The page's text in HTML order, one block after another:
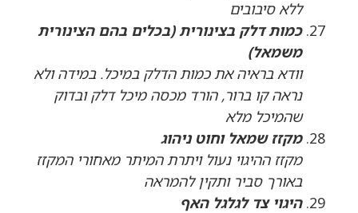
ללא סיבובים
כמות דלק בצינורית (בכלים בהם הצינורית
משמאל)
וודא בראיה את כמות הדלק במיכל. במידה ולא
נראה קו ברור, הורד מכסה מיכל דלק ובדוק
שהמיכל מלא
מקזז שמאל וחוט ניהוג
מקזז ההיגוי נעול ויתרת המיתר מאחורי המקזז
באורך סביר ותקין להמראה
היגוי צד לגלגל האף